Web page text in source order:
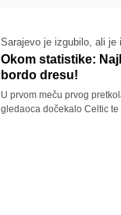
Sarajevo je izgubilo, ali je
Okom statistike:
bordo dresu!
U prvom meču prvog
gledaoca dočekalo Celtic